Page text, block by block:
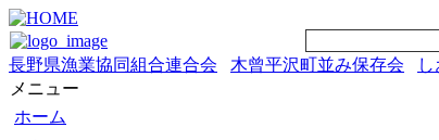
長野県漁業協同組合連合会 木曾平沢町並み保存会
メニュー
ホーム